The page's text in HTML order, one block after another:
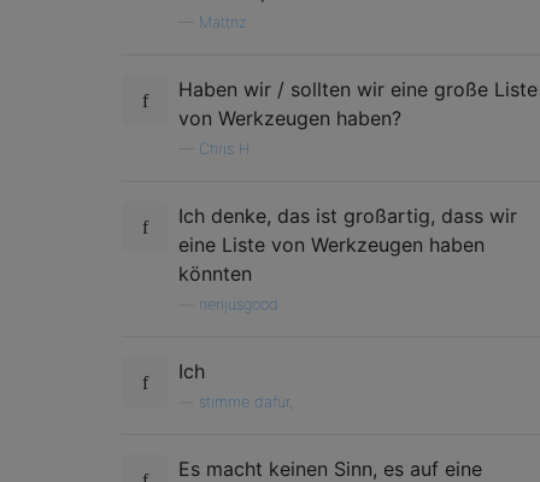
Mattnz
Haben wir / sollten wir eine große Liste
von Werkzeugen haben?
Chris H
Ich denke, das ist großartig, dass wir
eine Liste von Werkzeugen haben
könnten
nerijusgood
Ich
stimme dafür,
Es macht keinen Sinn, es auf eine